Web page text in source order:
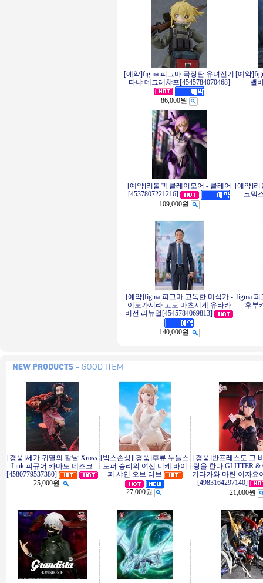
[예약]figma 피그마 극장판 유녀전기
타냐 데그레챠프[4545784070468]
86,000원
[예약
- 밸
[예약]리볼텍 클레이모어 - 클레어
[4537807221216]
109,000원
[예약]리
코믹
[예약]figma 피그마 고독한 미식가 -
이노가시라 고로 마츠시게 유타카
버전 리뉴얼[4545784069813]
140,000원
figma
후부
[경품]세가 귀멸의 칼날 Xross
Link 피규어 카마도 네즈코
[4580779537380]
25,000원
[박스손상][경품]후류 누들스
토퍼 승리의 여신 니케 바이
퍼 샤인 오브 러브
27,000원
[경품]반프레스토 그
랑을 한다 GLITTER
키타가와 마린 이자요
[4983164297140]
21,000원